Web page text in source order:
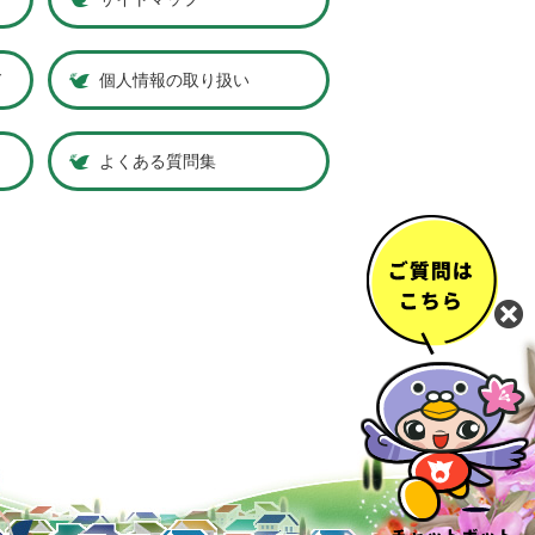
個人情報の取り扱い
よくある質問集